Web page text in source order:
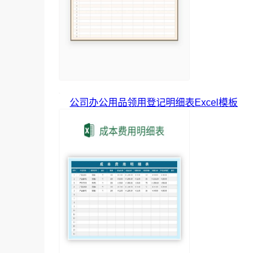
公司办公用品领用登记明细表Excel模板